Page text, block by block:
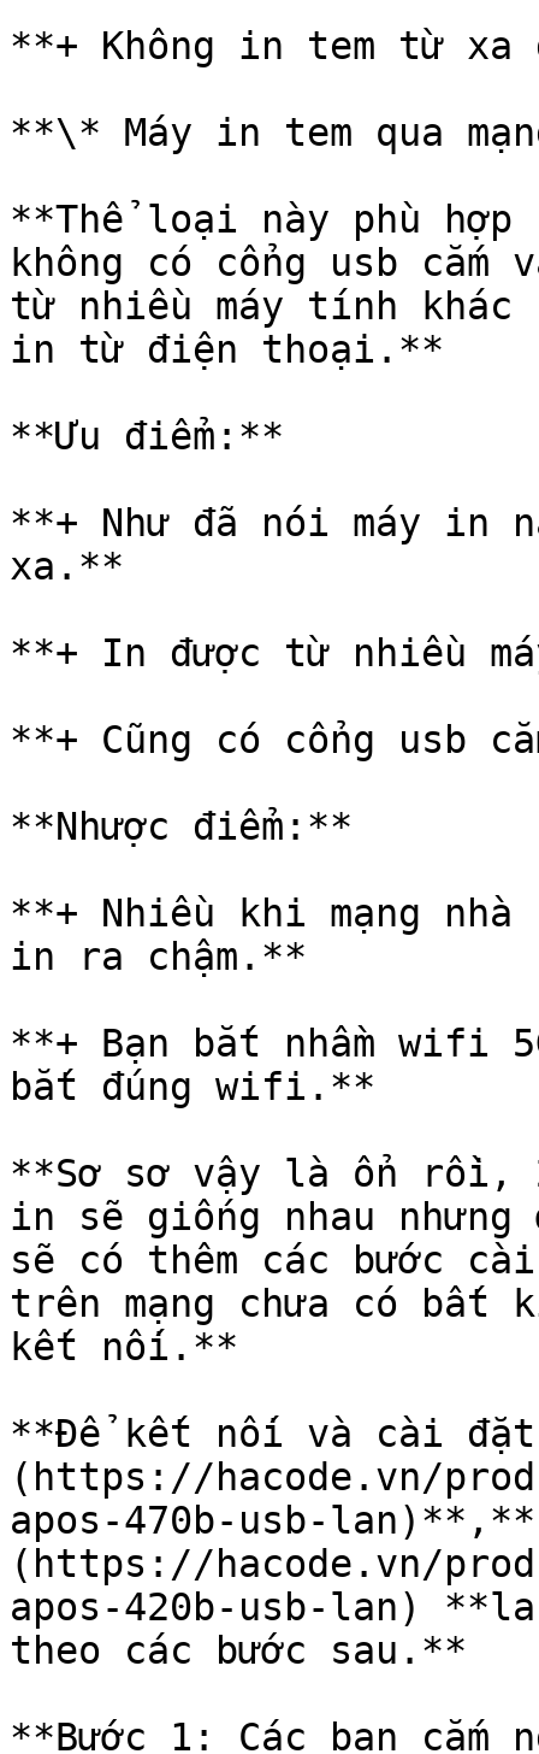
**+ Không in tem từ xa
**\* Máy in tem qua
**Thể loại này phù hợp
không có cổng usb cắm
từ nhiều máy tính
in từ điện thoại.**
**Ưu điểm:**
**+ Như đã nói máy in
xa.**
**+ In được từ nhiều
**+ Cũng có cổng usb
**Nhược điểm:**
**+ Nhiều khi mạng
in ra chậm.**
**+ Bạn bắt nhầm wifi
bắt đúng wifi.**
**Sơ sơ vậy là ổn rồi,
in sẽ giống nhau
sẽ có thêm các bước
trên mạng chưa có bất
kết nối.**
**Để kết nối và cài đặt
(https://hacode.vn/
apos-470b-usb-
(https://hacode.vn/
apos-420b-usb-lan)
theo các bước sau.**
**Bước 1: Các bạn cắm